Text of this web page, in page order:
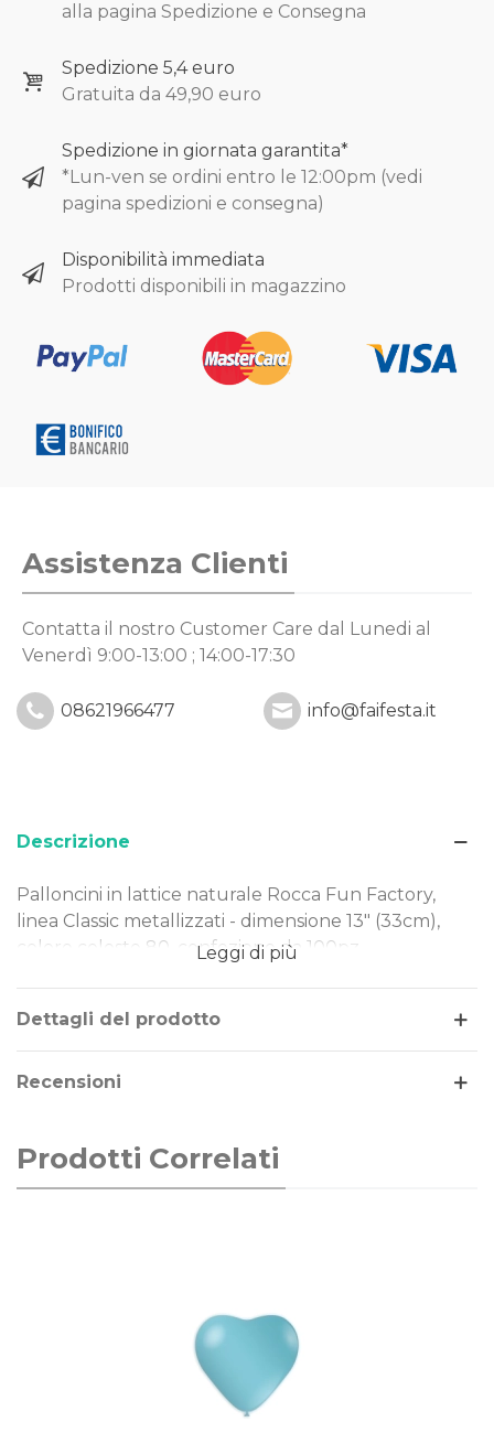
alla pagina Spedizione e Consegna
Spedizione 5,4 euro
Gratuita da 49,90 euro
Spedizione in giornata garantita*
*Lun-ven se ordini entro le 12:00pm (vedi
pagina spedizioni e consegna)
Disponibilità immediata
Prodotti disponibili in magazzino
Assistenza Clienti
Contatta il nostro Customer Care dal Lunedi al
Venerdì 9:00-13:00 ; 14:00-17:30
08621966477 info@faifesta.it
Descrizione
Palloncini in lattice naturale Rocca Fun Factory,
linea Classic metallizzati - dimensione 13" (33cm),
colore celeste 80, confezione da 100pz.
Dimensione: 13" (33cm)
Tipo Colore: metallizzati
Gonfiaggio: aria o elio
rendendoli una scelta ideale per ogni evento.
Perfetti per decorazioni di piccole e grandi
dimensioni, offrono qualità e versatilità in ogni
1902. Si distinguono per la qualità eccezionale e la
produzione Made in Italy, sinonimo di maestria
artigianale e attenzione ai dettagli.
Leggi di più
Dettagli del prodotto
Recensioni
Prodotti Correlati